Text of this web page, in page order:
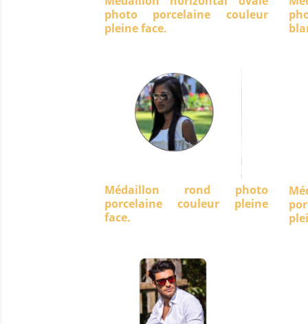
photo porcelaine couleur
pleine face.
Médaillon rond photo
porcelaine couleur pleine
face.